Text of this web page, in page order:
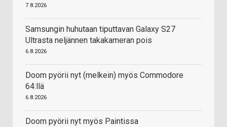
7.8.2026
Samsungin huhutaan tiputtavan Galaxy S27
Ultrasta neljännen takakameran pois
6.8.2026
Doom pyörii nyt (melkein) myös Commodore
64:llä
6.8.2026
Doom pyörii nyt myös Paintissa